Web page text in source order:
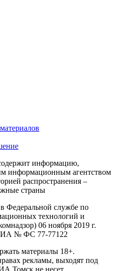
информацию,
информационным агентством
распространения –
страны
Федеральной службе по
технологий и
06 ноября 2019 г.
ИА № ФС 77-77122
материалы 18+.
рекламы, выходят под
Томск не несет